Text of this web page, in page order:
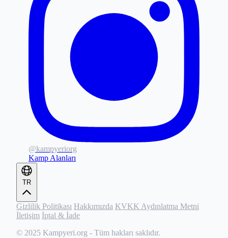
@kampyeriorg
Kamp Alanları
TR
Gizlilik Politikası Hakkımızda KVKK Aydınlatma Metni
İletişim İptal & İade
© 2025 Kampyeri.org - Tüm hakları saklıdır.